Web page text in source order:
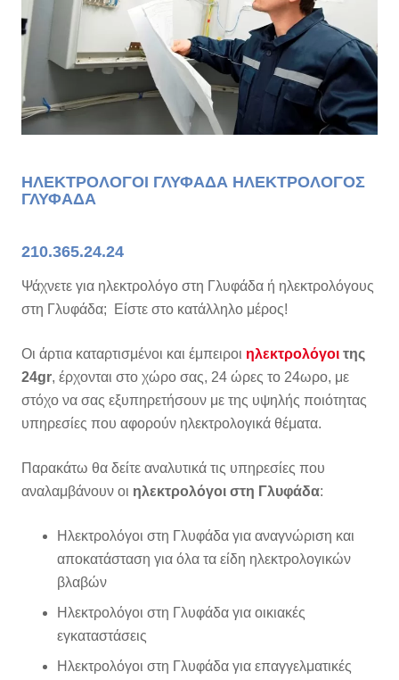
ΗΛΕΚΤΡΟΛΟΓΟΙ ΓΛΥΦΑΔΑ ΗΛΕΚΤΡΟΛΟΓΟΣ
ΓΛΥΦΑΔΑ
210.365.24.24
Ψάχνετε για ηλεκτρολόγο στη Γλυφάδα ή ηλεκτρολόγους
στη Γλυφάδα; Είστε στο κατάλληλο μέρος!
Οι άρτια καταρτισμένοι και έμπειροι ηλεκτρολόγοι της
24gr, έρχονται στο χώρο σας, 24 ώρες το 24ωρο, με
στόχο να σας εξυπηρετήσουν με της υψηλής ποιότητας
υπηρεσίες που αφορούν ηλεκτρολογικά θέματα.
Παρακάτω θα δείτε αναλυτικά τις υπηρεσίες που
αναλαμβάνουν οι ηλεκτρολόγοι στη Γλυφάδα:
Ηλεκτρολόγοι στη Γλυφάδα για αναγνώριση και
αποκατάσταση για όλα τα είδη ηλεκτρολογικών
βλαβών
Ηλεκτρολόγοι στη Γλυφάδα για οικιακές
εγκαταστάσεις
Ηλεκτρολόγοι στη Γλυφάδα για επαγγελματικές